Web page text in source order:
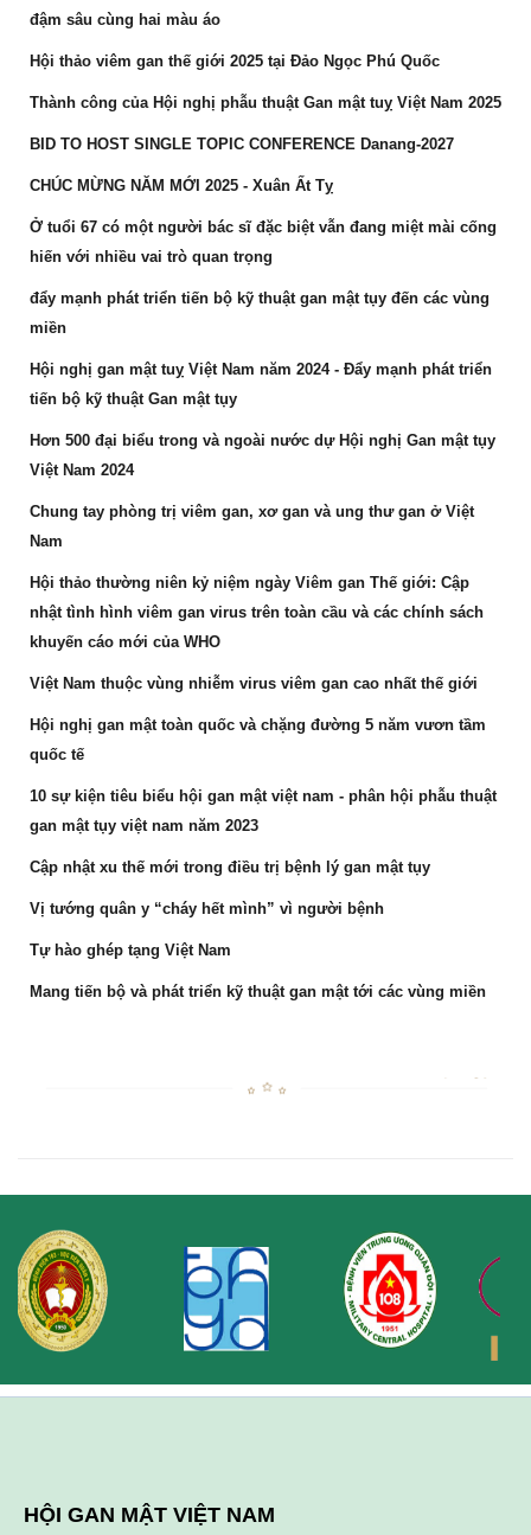
đậm sâu cùng hai màu áo
Hội thảo viêm gan thế giới 2025 tại Đảo Ngọc Phú Quốc
Thành công của Hội nghị phẫu thuật Gan mật tuỵ Việt Nam 2025
BID TO HOST SINGLE TOPIC CONFERENCE Danang-2027
CHÚC MỪNG NĂM MỚI 2025 - Xuân Ất Tỵ
Ở tuổi 67 có một người bác sĩ đặc biệt vẫn đang miệt mài cống
hiến với nhiều vai trò quan trọng
đẩy mạnh phát triển tiến bộ kỹ thuật gan mật tụy đến các vùng
miền
Hội nghị gan mật tuỵ Việt Nam năm 2024 - Đẩy mạnh phát triển
tiến bộ kỹ thuật Gan mật tụy
Hơn 500 đại biểu trong và ngoài nước dự Hội nghị Gan mật tụy
Việt Nam 2024
Chung tay phòng trị viêm gan, xơ gan và ung thư gan ở Việt
Nam
Hội thảo thường niên kỷ niệm ngày Viêm gan Thế giới: Cập
nhật tình hình viêm gan virus trên toàn cầu và các chính sách
khuyến cáo mới của WHO
Việt Nam thuộc vùng nhiễm virus viêm gan cao nhất thế giới
Hội nghị gan mật toàn quốc và chặng đường 5 năm vươn tầm
quốc tế
10 sự kiện tiêu biểu hội gan mật việt nam - phân hội phẫu thuật
gan mật tụy việt nam năm 2023
Cập nhật xu thế mới trong điều trị bệnh lý gan mật tụy
Vị tướng quân y “cháy hết mình” vì người bệnh
Tự hào ghép tạng Việt Nam
Mang tiến bộ và phát triển kỹ thuật gan mật tới các vùng miền
HỘI GAN MẬT VIỆT NAM